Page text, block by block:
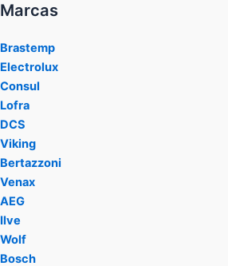
Marcas
Brastemp
Electrolux
Consul
Lofra
DCS
Viking
Bertazzoni
Venax
AEG
Ilve
Wolf
Bosch